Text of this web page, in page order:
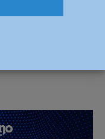
sullo